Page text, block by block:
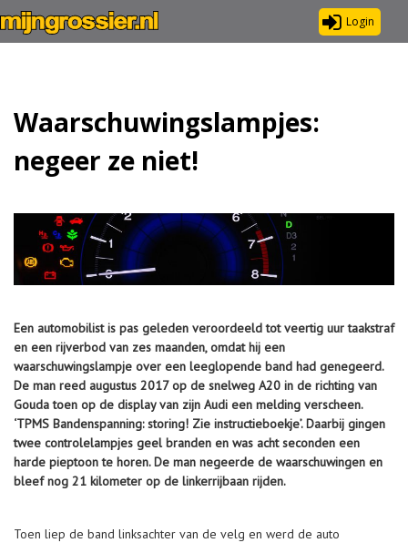
Login
Waarschuwingslampjes:
negeer ze niet!
Een automobilist is pas geleden veroordeeld tot veertig uur taakstraf
en een rijverbod van zes maanden, omdat hij een
waarschuwingslampje over een leeglopende band had genegeerd.
De man reed augustus 2017 op de snelweg A20 in de richting van
Gouda toen op de display van zijn Audi een melding verscheen.
‘TPMS Bandenspanning: storing! Zie instructieboekje’. Daarbij gingen
twee controlelampjes geel branden en was acht seconden een
harde pieptoon te horen. De man negeerde de waarschuwingen en
bleef nog 21 kilometer op de linkerrijbaan rijden.
Toen liep de band linksachter van de velg en werd de auto